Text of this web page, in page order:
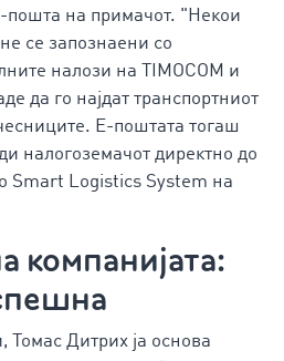
пошта на примачот. "Некои
се запознаени со
налози на TIMOCOM и
да го најдат транспортниот
Е-поштата тогаш
налогоземачот директно до
Smart Logistics System на
компанијата:
Томас Дитрих ја основа